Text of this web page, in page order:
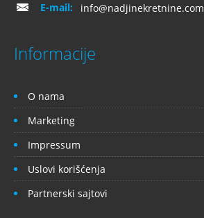
E-mail:
info@nadjinekretnine.com
Informacije
O nama
Marketing
Impressum
Uslovi korišćenja
Partnerski sajtovi